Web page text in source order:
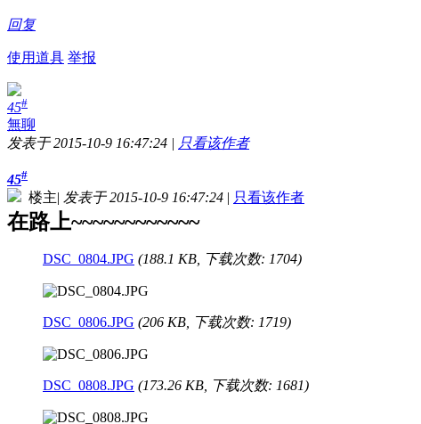
回复
使用道具 举报
45#
無聊
发表于 2015-10-9 16:47:24 | 只看该作者
45#
楼主| 发表于 2015-10-9 16:47:24 | 只看该作者
在路上~~~~~~~~~~~~
DSC_0804.JPG (188.1 KB, 下载次数: 1704)
DSC_0806.JPG (206 KB, 下载次数: 1719)
DSC_0808.JPG (173.26 KB, 下载次数: 1681)